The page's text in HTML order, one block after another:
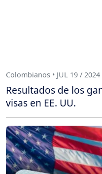
Colombianos • JUL 19 / 2024
Resultados de los
visas en EE. UU.